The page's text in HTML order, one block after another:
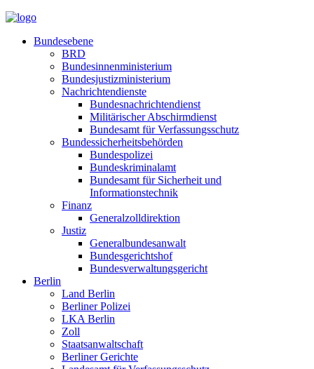
Bundesebene
BRD
Bundesinnenministerium
Bundesjustizministerium
Nachrichtendienste
Bundesnachrichtendienst
Militärischer Abschirmdienst
Bundesamt für Verfassungsschutz
Bundessicherheitsbehörden
Bundespolizei
Bundeskriminalamt
Bundesamt für Sicherheit und
Informationstechnik
Finanz
Generalzolldirektion
Justiz
Generalbundesanwalt
Bundesgerichtshof
Bundesverwaltungsgericht
Berlin
Land Berlin
Berliner Polizei
LKA Berlin
Zoll
Staatsanwaltschaft
Berliner Gerichte